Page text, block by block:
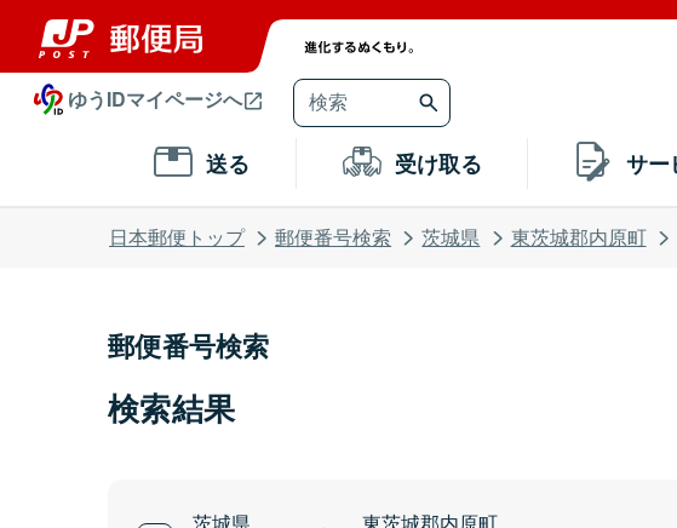
ゆうIDマイページへ
送る 受け取る サー
日本郵便トップ 郵便番号検索 茨城県 東茨城郡内原町
郵便番号検索
検索結果